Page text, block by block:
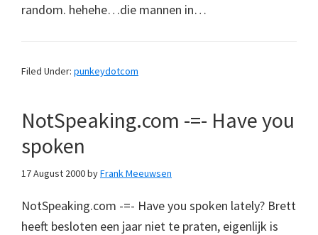
random. hehehe…die mannen in…
Filed Under: punkeydotcom
NotSpeaking.com -=- Have you
spoken
17 August 2000byFrank Meeuwsen
NotSpeaking.com -=- Have you spoken lately? Brett
heeft besloten een jaar niet te praten, eigenlijk is